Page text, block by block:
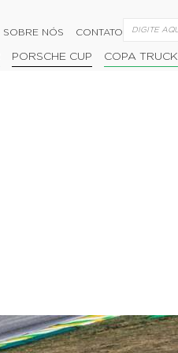
SOBRE NÓS CONTATO
PORSCHE CUP COPA TRUCK